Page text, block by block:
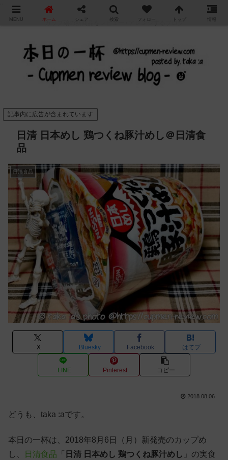
カップ麺の新商品をレビュー / アレンジするブログ
記事内に広告が含まれています
日清 日本めし 鶏つくね豚汁めし＠日清食
品
日清食品
X Bluesky Facebook はてブ
LINE Pinterest コピー
2018.08.06
どうも、taka :aです。
本日の一杯は、2018年8月6日（月）新発売のカップめ
し、
日清食品 「 日清 日本めし 鶏つくね豚汁めし 」の実食
MENU ホーム シェア 検索 フォロー トップ 情報